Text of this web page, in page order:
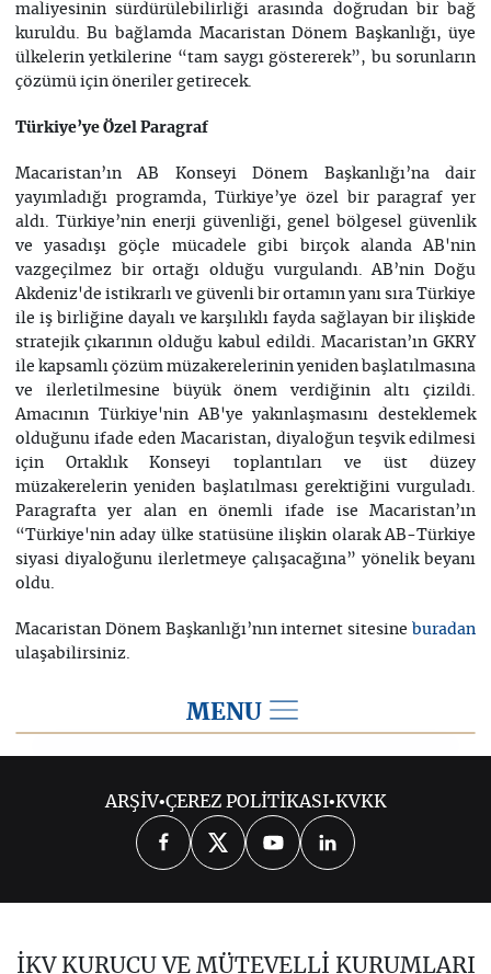
maliyesinin sürdürülebilirliği arasında doğrudan bir bağ
kuruldu. Bu bağlamda Macaristan Dönem Başkanlığı, üye
ülkelerin yetkilerine “tam saygı göstererek”, bu sorunların
çözümü için öneriler getirecek.
Türkiye’ye Özel Paragraf
Macaristan’ın AB Konseyi Dönem Başkanlığı’na dair
yayımladığı programda, Türkiye’ye özel bir paragraf yer
aldı. Türkiye’nin enerji güvenliği, genel bölgesel güvenlik
ve yasadışı göçle mücadele gibi birçok alanda AB'nin
vazgeçilmez bir ortağı olduğu vurgulandı. AB’nin Doğu
Akdeniz'de istikrarlı ve güvenli bir ortamın yanı sıra Türkiye
ile iş birliğine dayalı ve karşılıklı fayda sağlayan bir ilişkide
stratejik çıkarının olduğu kabul edildi. Macaristan’ın GKRY
ile kapsamlı çözüm müzakerelerinin yeniden başlatılmasına
ve ilerletilmesine büyük önem verdiğinin altı çizildi.
Amacının Türkiye'nin AB'ye yakınlaşmasını desteklemek
olduğunu ifade eden Macaristan, diyaloğun teşvik edilmesi
için Ortaklık Konseyi toplantıları ve üst düzey
müzakerelerin yeniden başlatılması gerektiğini vurguladı.
Paragrafta yer alan en önemli ifade ise Macaristan’ın
“Türkiye'nin aday ülke statüsüne ilişkin olarak AB-Türkiye
siyasi diyaloğunu ilerletmeye çalışacağına” yönelik beyanı
oldu.
Macaristan Dönem Başkanlığı’nın internet sitesine buradan
ulaşabilirsiniz.
MENU
Ocak-Haziran 2026: GKRY
Temmuz-Aralık 2025: Danimarka
ARŞİV•ÇEREZ POLİTİKASI•KVKK
İKV KURUCU VE MÜTEVELLİ KURUMLARI